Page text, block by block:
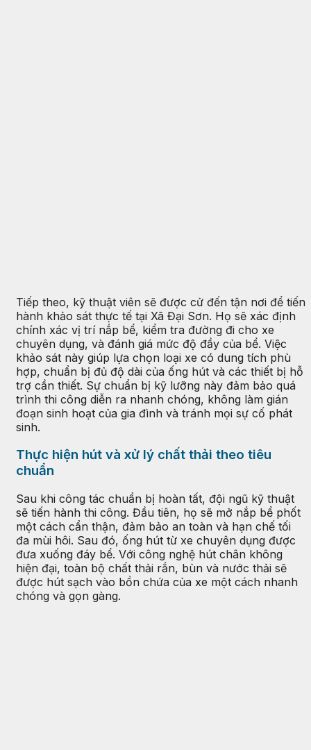
Tiếp theo, kỹ thuật viên sẽ được cử đến tận nơi để tiến
hành khảo sát thực tế tại Xã Đại Sơn. Họ sẽ xác định
chính xác vị trí nắp bể, kiểm tra đường đi cho xe
chuyên dụng, và đánh giá mức độ đầy của bể. Việc
khảo sát này giúp lựa chọn loại xe có dung tích phù
hợp, chuẩn bị đủ độ dài của ống hút và các thiết bị hỗ
trợ cần thiết. Sự chuẩn bị kỹ lưỡng này đảm bảo quá
trình thi công diễn ra nhanh chóng, không làm gián
đoạn sinh hoạt của gia đình và tránh mọi sự cố phát
sinh.
Thực hiện hút và xử lý chất thải theo tiêu
chuẩn
Sau khi công tác chuẩn bị hoàn tất, đội ngũ kỹ thuật
sẽ tiến hành thi công. Đầu tiên, họ sẽ mở nắp bể phốt
một cách cẩn thận, đảm bảo an toàn và hạn chế tối
đa mùi hôi. Sau đó, ống hút từ xe chuyên dụng được
đưa xuống đáy bể. Với công nghệ hút chân không
hiện đại, toàn bộ chất thải rắn, bùn và nước thải sẽ
được hút sạch vào bồn chứa của xe một cách nhanh
chóng và gọn gàng.